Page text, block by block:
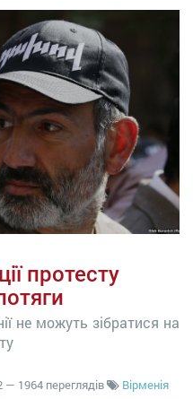
протесту
не можуть зібратися на
— 1964 переглядів
Вірменія